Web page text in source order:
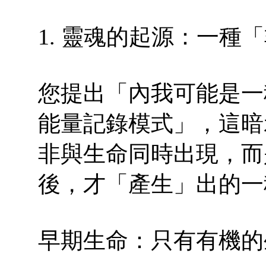
1. 靈魂的起源：一種
您提出「內我可能是
能量記錄模式」，這
非與生命同時出現，
後，才「產生」出的
早期生命：只有有機